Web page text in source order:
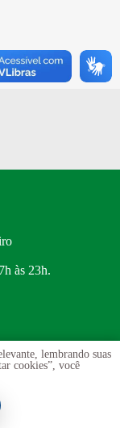
às 23h.
lembrando suas
cookies”, você